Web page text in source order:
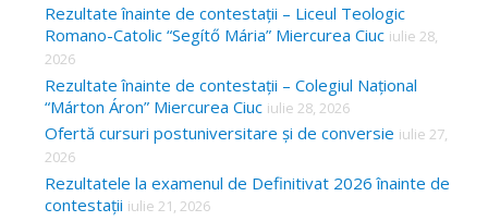
Rezultate înainte de contestații – Liceul Teologic
Romano-Catolic “Segítő Mária” Miercurea Ciuc iulie 28,
2026
Rezultate înainte de contestații – Colegiul Național
“Márton Áron” Miercurea Ciuc iulie 28, 2026
Ofertă cursuri postuniversitare și de conversie iulie 27,
2026
Rezultatele la examenul de Definitivat 2026 înainte de
contestații iulie 21, 2026